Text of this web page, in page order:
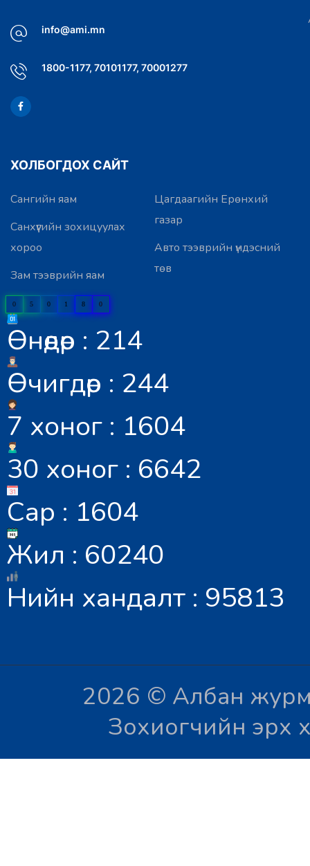
info@ami.mn
1800-1177, 70101177, 70001277
ХОЛБОГДОХ САЙТ
Сангийн яам
Санхүүгийн зохицуулах
хороо
Зам тээврийн яам
Цагдаагийн Ерөнхий
газар
Авто тээврийн үндэсний
төв
0 5 0 1 8 0
Өнөөдөр : 214
Өчигдөр : 244
7 хоног : 1604
30 хоног : 6642
Сар : 1604
Жил : 60240
Нийн хандалт : 95813
2026 © Албан
Зохиогчийн эрх